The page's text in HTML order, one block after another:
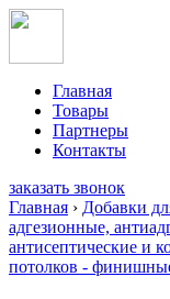
Главная
Товары
Партнеры
Контакты
заказать звонок
Главная › Добавки
адгезионные,
антисептические и
потолков -